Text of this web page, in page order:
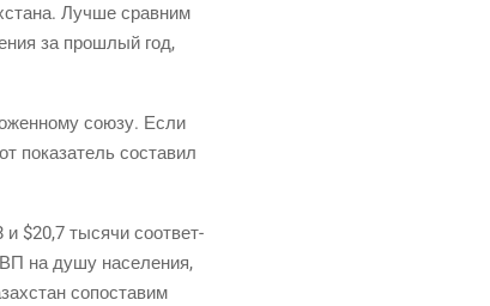
Луч­ше срав­ним
за про­шлый год,
сою­зу. Если
пока­за­тель соста­вил
и $20,7 тыся­чи соот­вет­
на душу насе­ле­ния,
сопо­ста­вим